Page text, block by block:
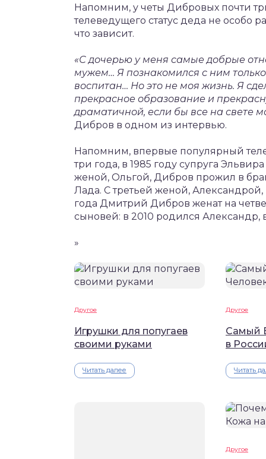
Напомним, у четы Дибровых почти
телеведущего статус деда не особо
что зависит.
«С дочерью у меня самые добрые
мужем… Я познакомился с ним
воспитан… Но это не моя жизнь. Я
прекрасное образование и
драматичной, если бы все на свете
Дибров в одном из интервью.
Напомним, впервые популярный
три года, в 1985 году супруга
женой, Ольгой, Дибров прожил в
Лада. С третьей женой,
года Дмитрий Дибров женат на
сыновей: в 2010 родился Александр,
»
Другое
Игрушки для попугаев
своими руками
Читать далее
Другое
Самый
в
Читать
Другое